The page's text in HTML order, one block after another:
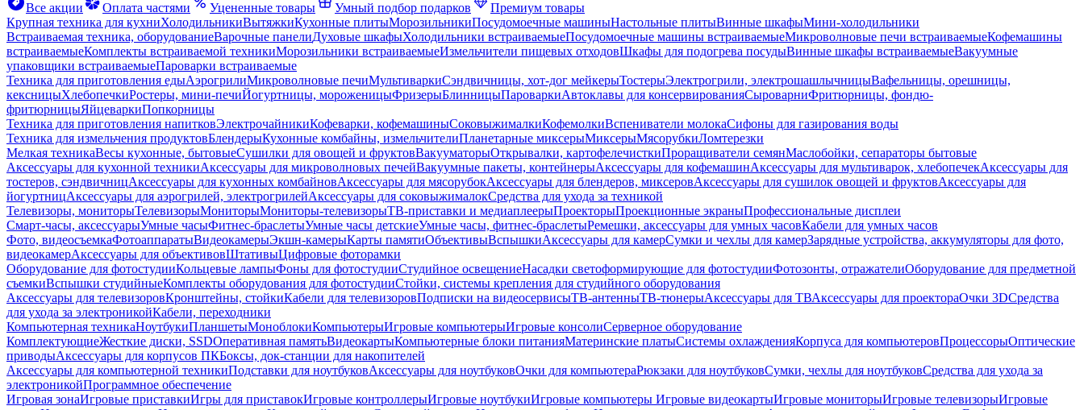
Все акции
Оплата частями Уцененные товары Умный подбор подарков
Премиум товары
Крупная техника для кухниХолодильникиВытяжкиКухонные плитыМорозильникиПосудомоечные машиныНастольные плитыВинные шкафыМини-холодильники
Встраиваемая техника, оборудованиеВарочные панелиДуховые шкафыХолодильники встраиваемыеПосудомоечные машины встраиваемыеМикроволновые печи встраиваемыеКофемашины
встраиваемыеКомплекты встраиваемой техникиМорозильники встраиваемыеИзмельчители пищевых отходовШкафы для подогрева посудыВинные шкафы встраиваемыеВакуумные
упаковщики встраиваемыеПароварки встраиваемые
Техника для приготовления едыАэрогрилиМикроволновые печиМультиваркиСэндвичницы, хот-дог мейкерыТостерыЭлектрогрили, электрошашлычницыВафельницы, орешницы,
кексницыХлебопечкиРостеры, мини-печиЙогуртницы, мороженицыФризерыБлинницыПароваркиАвтоклавы для консервированияСыроварниФритюрницы, фондю-
фритюрницыЯйцеваркиПопкорницы
Техника для приготовления напитковЭлектрочайникиКофеварки, кофемашиныСоковыжималкиКофемолкиВспениватели молокаСифоны для газирования воды
Техника для измельчения продуктовБлендерыКухонные комбайны, измельчителиПланетарные миксерыМиксерыМясорубкиЛомтерезки
Мелкая техникаВесы кухонные, бытовыеСушилки для овощей и фруктовВакууматорыОткрывалки, картофелечисткиПроращиватели семянМаслобойки, сепараторы бытовые
Аксессуары для кухонной техникиАксессуары для микроволновых печейВакуумные пакеты, контейнерыАксессуары для кофемашинАксессуары для мультиварок, хлебопечекАксессуары для
тостеров, сэндвичницАксессуары для кухонных комбайновАксессуары для мясорубокАксессуары для блендеров, миксеровАксессуары для сушилок овощей и фруктовАксессуары для
йогуртницАксессуары для аэрогрилей, электрогрилейАксессуары для соковыжималокСредства для ухода за техникой
Телевизоры, мониторыТелевизорыМониторыМониторы-телевизорыТВ-приставки и медиаплеерыПроекторыПроекционные экраныПрофессиональные дисплеи
Смарт-часы, аксессуарыУмные часыФитнес-браслетыУмные часы детскиеУмные часы, фитнес-браслетыРемешки, аксессуары для умных часовКабели для умных часов
Фото, видеосъемкаФотоаппаратыВидеокамерыЭкшн-камерыКарты памятиОбъективыВспышкиАксессуары для камерСумки и чехлы для камерЗарядные устройства, аккумуляторы для фото,
видеокамерАксессуары для объективовШтативыЦифровые фоторамки
Оборудование для фотостудииКольцевые лампыФоны для фотостудииСтудийное освещениеНасадки светоформирующие для фотостудииФотозонты, отражателиОборудование для предметной
съемкиВспышки студийныеКомплекты оборудования для фотостудииСтойки, системы крепления для студийного оборудования
Аксессуары для телевизоровКронштейны, стойкиКабели для телевизоровПодписки на видеосервисыТВ-антенныТВ-тюнерыАксессуары для ТВАксессуары для проектораОчки 3DСредства
для ухода за электроникойКабели, переходники
Компьютерная техникаНоутбукиПланшетыМоноблокиКомпьютерыИгровые компьютерыИгровые консолиСерверное оборудование
КомплектующиеЖесткие диски, SSDОперативная памятьВидеокартыКомпьютерные блоки питанияМатеринские платыСистемы охлажденияКорпуса для компьютеровПроцессорыОптические
приводыАксессуары для корпусов ПКБоксы, док-станции для накопителей
Аксессуары для компьютерной техникиПодставки для ноутбуковАксессуары для ноутбуковОчки для компьютераРюкзаки для ноутбуковСумки, чехлы для ноутбуковСредства для ухода за
электроникойПрограммное обеспечение
Игровая зонаИгровые приставкиИгры для приставокИгровые контроллерыИгровые ноутбукиИгровые компьютеры Игровые видеокартыИгровые мониторыИгровые телевизорыИгровые